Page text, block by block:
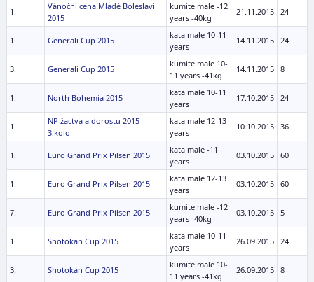
1.
Vánoční cena Mladé Boleslavi
2015
kumite male -12
years -40kg
21.11.2015 24
1. Generali Cup 2015
kata male 10-11
years
14.11.2015 24
3. Generali Cup 2015
kumite male 10-
11 years -41kg
14.11.2015 8
1. North Bohemia 2015
kata male 10-11
years
17.10.2015 24
1.
NP žactva a dorostu 2015 -
3.kolo
kata male 12-13
years
10.10.2015 36
1. Euro Grand Prix Pilsen 2015
kata male -11
years
03.10.2015 60
1. Euro Grand Prix Pilsen 2015
kata male 12-13
years
03.10.2015 60
7. Euro Grand Prix Pilsen 2015
kumite male -12
years -40kg
03.10.2015 5
1. Shotokan Cup 2015
kata male 10-11
years
26.09.2015 24
3. Shotokan Cup 2015
kumite male 10-
11 years -41kg
26.09.2015 8